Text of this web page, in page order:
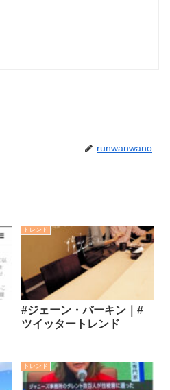
runwanwano
トレンド
#ジェーン・バーキン｜#
ツイッタートレンド
トレンド